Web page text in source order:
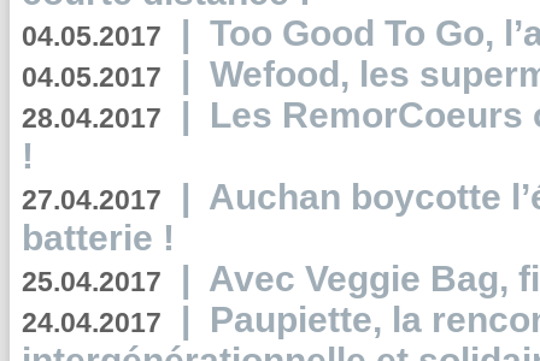
04.05.2017 | Too Good To Go,
04.05.2017 | Wefood, les
28.04.2017 | Les RemorCoeurs
!
27.04.2017 | Auchan boycotte
batterie !
25.04.2017 | Avec Veggie Bag,
24.04.2017 | Paupiette, la